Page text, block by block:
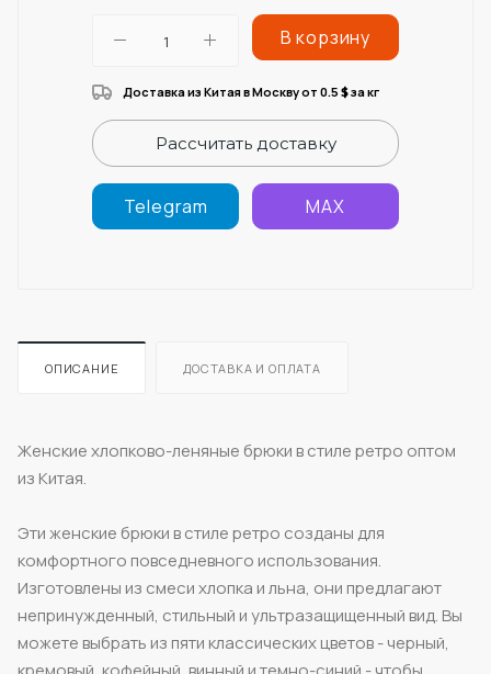
В корзину
Доставка из Китая в Москву от 0.5 $за кг
Рассчитать доставку
Telegram MAX
ОПИСАНИЕ ДОСТАВКА И ОПЛАТА
Женские хлопково-леняные брюки в стиле ретро оптом
из Китая.
Эти женские брюки в стиле ретро созданы для
комфортного повседневного использования.
Изготовлены из смеси хлопка и льна, они предлагают
непринужденный, стильный и ультразащищенный вид. Вы
можете выбрать из пяти классических цветов - черный,